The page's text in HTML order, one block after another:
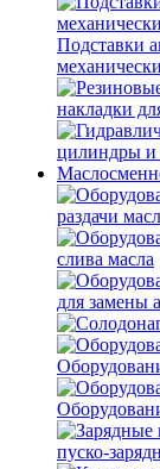
Подставки
накладки
цилиндры и
раздачи
слива масла
для замены
пуско-